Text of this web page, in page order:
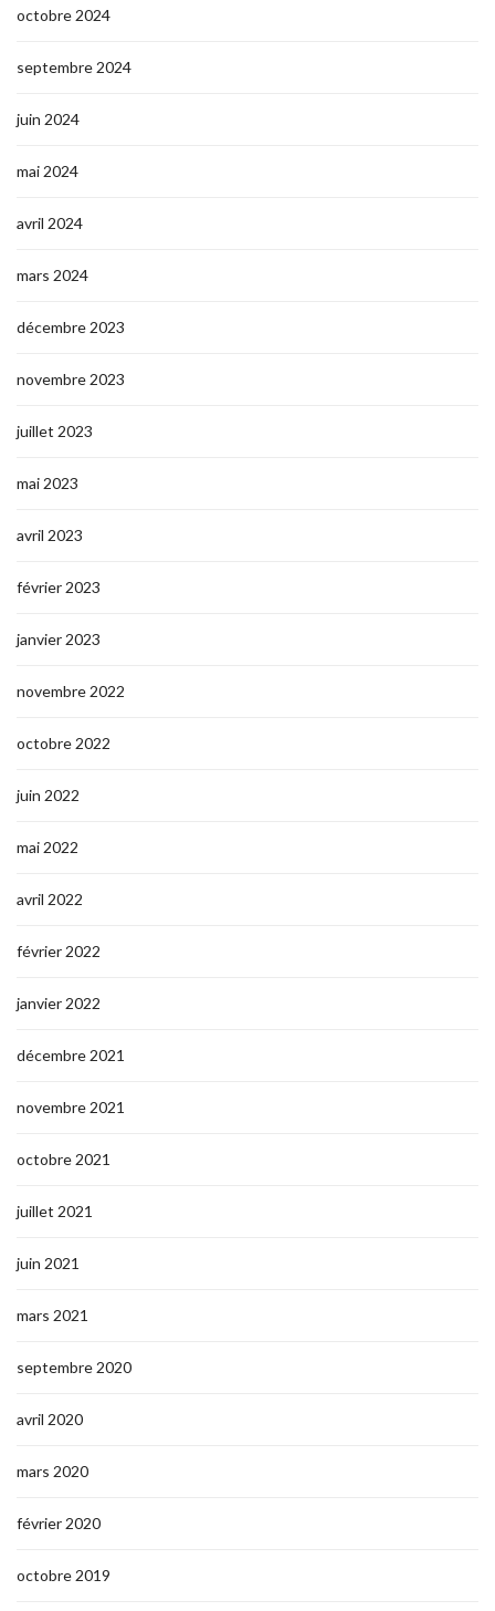
octobre 2024
septembre 2024
juin 2024
mai 2024
avril 2024
mars 2024
décembre 2023
novembre 2023
juillet 2023
mai 2023
avril 2023
février 2023
janvier 2023
novembre 2022
octobre 2022
juin 2022
mai 2022
avril 2022
février 2022
janvier 2022
décembre 2021
novembre 2021
octobre 2021
juillet 2021
juin 2021
mars 2021
septembre 2020
avril 2020
mars 2020
février 2020
octobre 2019